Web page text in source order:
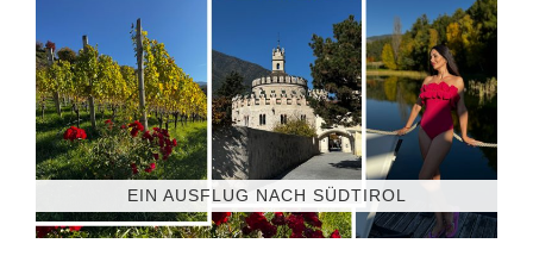
EIN AUSFLUG NACH SÜDTIROL